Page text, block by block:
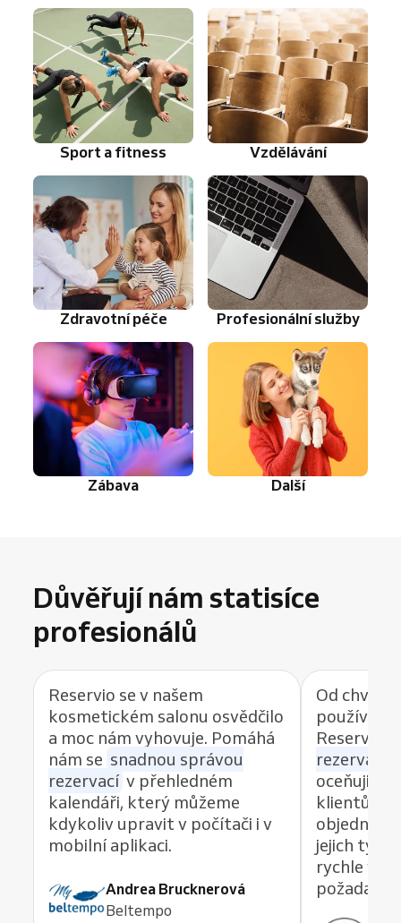
Sport a fitness Vzdělávání
Zdravotní péče Profesionální služby
Zábava Další
Důvěřují nám statisíce
profesionálů
Reservio se v našem
kosmetickém salonu osvědčilo
a moc nám vyhovuje. Pomáhá
nám se snadnou správou
rezervací v přehledném
kalendáři, který můžeme
kdykoliv upravit v počítači i v
mobilní aplikaci.
Andrea Brucknerová
Beltempo
Od chvíle,
používat
Reservio,
rezervací
oceňuji
klientům
jejich tým
rychle